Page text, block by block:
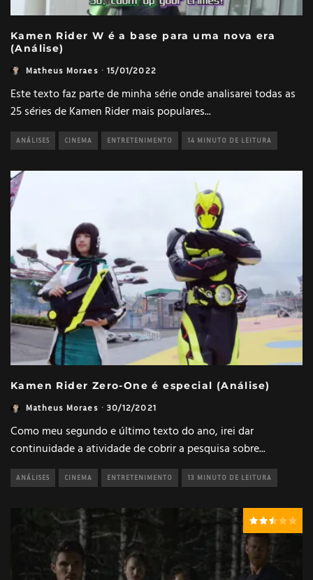
Kamen Rider W é a base para uma nova era
(Análise)
Matheus Moraes · 15/01/2022
Este texto faz parte de minha série onde analisarei todas as
25 séries de Kamen Rider mais populares...
ANÁLISES CINEMA ENTRETENIMENTO 14 MINUTO DE LEITURA
Kamen Rider Zero-One é especial (Análise)
Matheus Moraes · 30/12/2021
Como meu segundo e último texto do ano, irei dar
continuidade a atividade de cobrir a pesquisa sobre...
ANÁLISES CINEMA ENTRETENIMENTO 13 MINUTO DE LEITURA